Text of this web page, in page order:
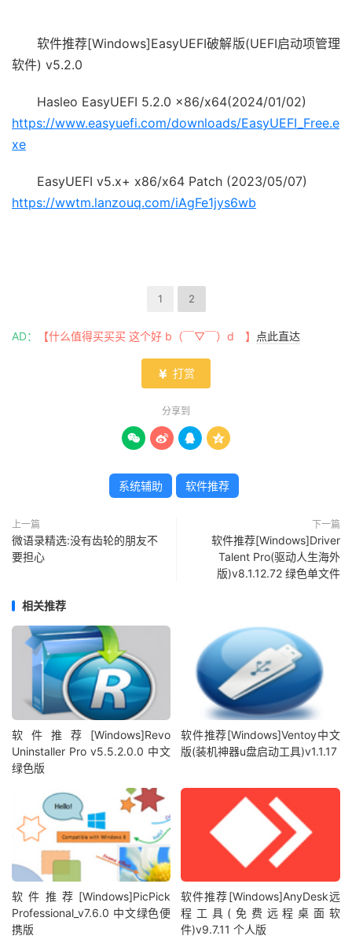
软件推荐[Windows]EasyUEFI破解版(UEFI启动项管理
软件) v5.2.0
Hasleo EasyUEFI 5.2.0 x86/x64(2024/01/02)
https://www.easyuefi.com/downloads/EasyUEFI_Free.e
xe
EasyUEFI v5.x+ x86/x64 Patch (2023/05/07)
https://wwtm.lanzouq.com/iAgFe1jys6wb
1 2
AD： 【什么值得买买买 这个好 b（￣▽￣）d 】 点此直达
 打赏
分享到
   
系统辅助 软件推荐
上一篇
微语录精选:没有齿轮的朋友不
要担心
下一篇
软件推荐[Windows]Driver
Talent Pro(驱动人生海外
版)v8.1.12.72 绿色单文件
相关推荐
软件推荐[Windows]Revo
Uninstaller Pro v5.5.2.0.0 中文
绿色版
软件推荐[Windows]Ventoy中文
版(装机神器u盘启动工具)v1.1.17
软件推荐[Windows]PicPick
Professional_v7.6.0 中文绿色便
携版
软件推荐[Windows]AnyDesk远
程工具(免费远程桌面软
件)v9.7.11 个人版